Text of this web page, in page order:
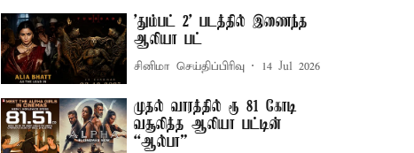
'தும்பட் 2' படத்தில் இணைந்த
ஆலியா பட்
சினிமா செய்திப்பிரிவு 14 Jul 2026
முதல் வாரத்தில் ரூ 81 கோடி
வசூலித்த ஆலியா பட்டின்
“ஆல்பா”